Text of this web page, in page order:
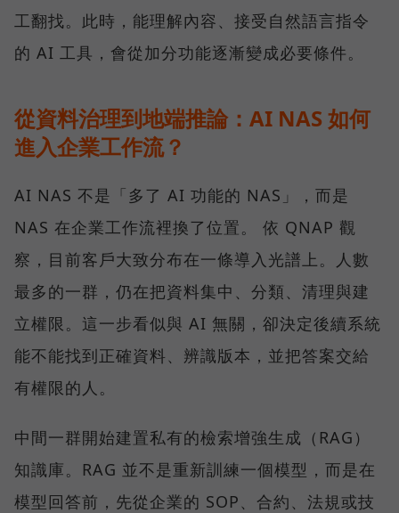
工翻找。此時，能理解內容、接受自然語言指令
的 AI 工具，會從加分功能逐漸變成必要條件。
從資料治理到地端推論：AI NAS 如何
進入企業工作流？
AI NAS 不是「多了 AI 功能的 NAS」，而是
NAS 在企業工作流裡換了位置。 依 QNAP 觀
察，目前客戶大致分布在一條導入光譜上。人數
最多的一群，仍在把資料集中、分類、清理與建
立權限。這一步看似與 AI 無關，卻決定後續系統
能不能找到正確資料、辨識版本，並把答案交給
有權限的人。
中間一群開始建置私有的檢索增強生成（RAG）
知識庫。RAG 並不是重新訓練一個模型，而是在
模型回答前，先從企業的 SOP、合約、法規或技